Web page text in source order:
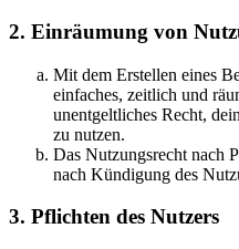
2. Einräumung von
Mit dem Erstellen eines
einfaches, zeitlich und
unentgeltliches Recht,
zu nutzen.
Das Nutzungsrecht nach
nach Kündigung des
3. Pflichten des Nutzers